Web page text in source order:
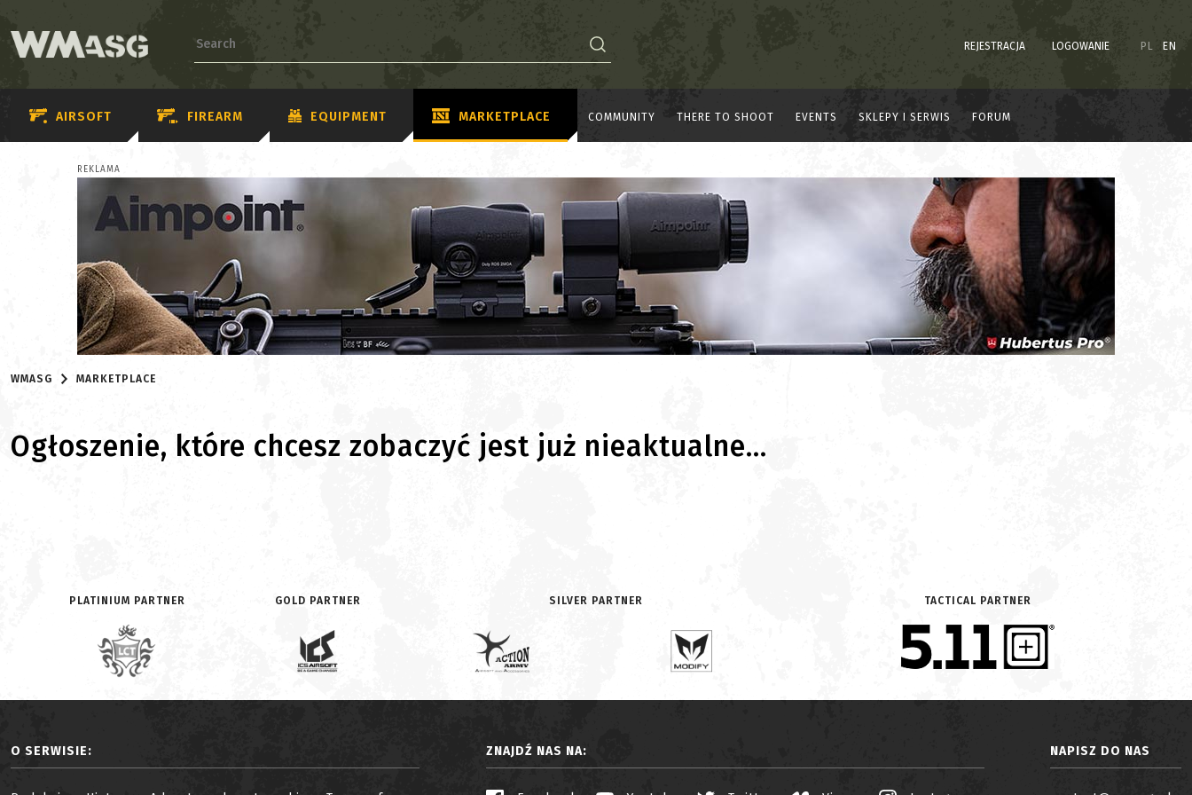
REJESTRACJA LOGOWANIE PL EN
AIRSOFT FIREARM EQUIPMENT MARKETPLACE COMMUNITY THERE TO SHOOT EVENTS SKLEPY I SERWIS FORUM
REKLAMA
WMASG MARKETPLACE
Ogłoszenie, które chcesz zobaczyć jest już nieaktualne...
PLATINIUM PARTNER GOLD PARTNER SILVER PARTNER TACTICAL PARTNER
O SERWISIE: ZNAJDŹ NAS NA: NAPISZ DO NAS